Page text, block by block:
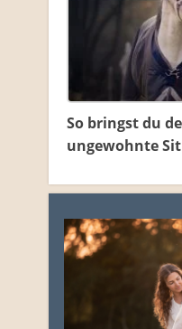
So bringst du
ungewohnte